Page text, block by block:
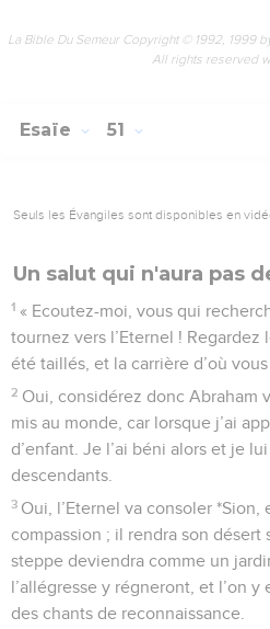
La Bible Du Semeur Copyright © 1992, 1999
All rights reserved
Esaïe 51
Seuls les Évangiles sont disponibles en
Un salut qui n'aura pas
1 « Ecoutez-moi, vous qui
tournez vers l’Eternel ! Regardez
été taillés, et la carrière d’où
2 Oui, considérez donc Abraham
mis au monde, car lorsque j’ai
d’enfant. Je l’ai béni alors et je
descendants.
3 Oui, l’Eternel va consoler *Sion,
compassion ; il rendra son désert
steppe deviendra comme un
l’allégresse y régneront, et l’on
des chants de reconnaissance.